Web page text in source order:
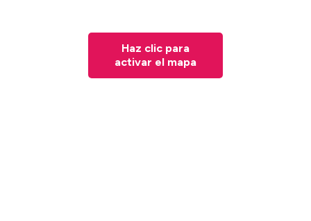
Haz clic para
activar el mapa